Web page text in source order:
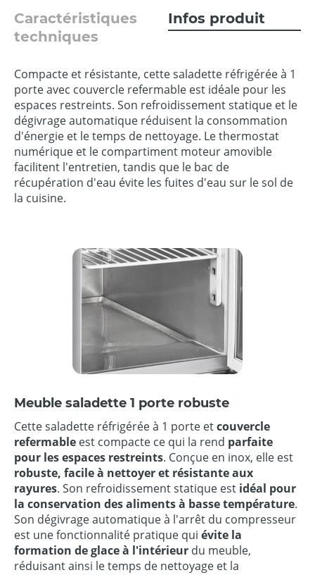
Caractéristiques
techniques
Infos produit
Compacte et résistante, cette saladette réfrigérée à 1
porte avec couvercle refermable est idéale pour les
espaces restreints. Son refroidissement statique et le
dégivrage automatique réduisent la consommation
d'énergie et le temps de nettoyage. Le thermostat
numérique et le compartiment moteur amovible
facilitent l'entretien, tandis que le bac de
récupération d'eau évite les fuites d'eau sur le sol de
la cuisine.
Meuble saladette 1 porte robuste
Cette saladette réfrigérée à 1 porte etcouvercle
refermable est compacte ce qui la rend parfaite
pour les espaces restreints. Conçue en inox, elle est
robuste, facile à nettoyer et résistante aux
rayures. Son refroidissement statique est idéal pour
la conservation des aliments à basse température.
Son dégivrage automatique à l'arrêt du compresseur
est une fonctionnalité pratique qui évite la
formation de glace à l'intérieur du meuble,
réduisant ainsi le temps de nettoyage et la